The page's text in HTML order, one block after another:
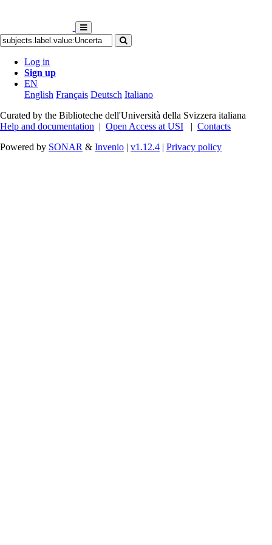
Log in
Sign up
EN
English Français Deutsch Italiano
Curated by the Biblioteche dell'Università della Svizzera italiana
Help and documentation | Open Access at USI | Contacts
Powered by SONAR & Invenio | v1.12.4 | Privacy policy